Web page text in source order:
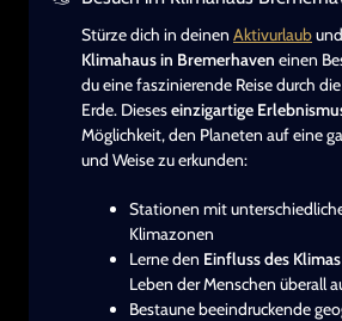
Stürze dich in deinen Aktivurlaub
Klimahaus in Bremerhaven einen
du eine faszinierende Reise durch
Erde. Dieseseinzigartige
Möglichkeit, den Planeten auf eine
und Weise zu erkunden:
Stationen mit
Klimazonen
Lerne den Einfluss des Klimas
Leben der Menschen überall
Bestaune beeindruckende